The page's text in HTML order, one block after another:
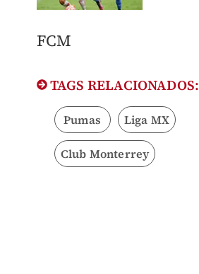
​FCM
TAGS RELACIONADOS:
Pumas Liga MX
Club Monterrey